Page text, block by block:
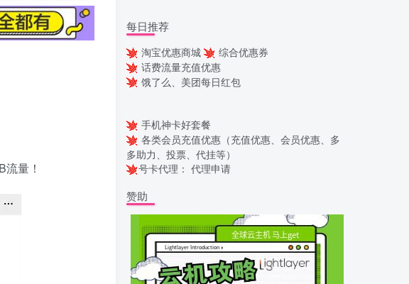
量！
每日推荐
淘宝优惠商城
综合优惠券
话费流量充值优惠
饿了么、美团每日红包
手机神卡好套餐
各类会员充值优惠（充值优惠、会员优惠、多
多助力、投票、代挂等）
号卡代理： 代理申请
赞助